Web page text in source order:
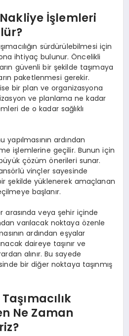
İşlemleri
sürdürülebilmesi için
ihtiyaç bulunur. Öncelikli
güvenli bir şekilde taşımaya
paketlenmesi gerekir.
bir plan ve organizasyona
ve planlama ne kadar
de o kadar sağlıklı
yapılmasının ardından
işlemlerine geçilir. Bunun için
çözüm önerileri sunar.
vinçler sayesinde
şekilde yüklenerek amaçlanan
başlanır.
arasında veya şehir içinde
varılacak noktaya özenle
ardından eşyalar
daireye taşınır ve
alınır. Bu sayede
bir diğer noktaya taşınmış
Ne Zaman